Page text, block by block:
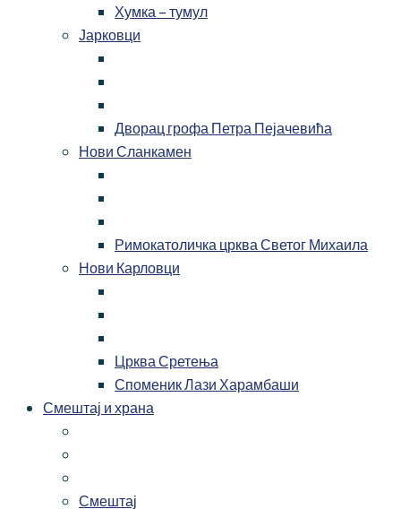
Хумка – тумул
Јарковци
Дворац грофа Петра Пејачевића
Нови Сланкамен
Римокатоличка црква Светог Михаила
Нови Карловци
Црква Сретења
Споменик Лази Харамбаши
Смештај и храна
Смештај